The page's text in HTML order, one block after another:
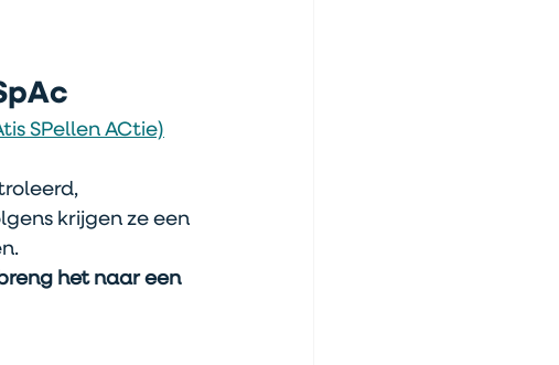
SPellen ACtie)
krijgen ze een
het naar een